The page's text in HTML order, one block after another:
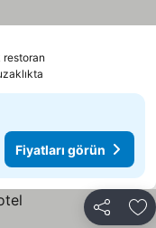
Fiyatları görün
Paylaş